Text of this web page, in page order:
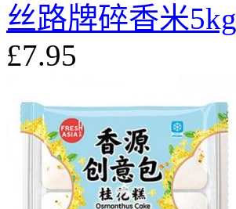
丝路牌碎香米5kg
£7.95